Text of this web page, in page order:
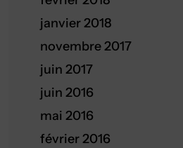
janvier 2018
novembre 2017
juin 2017
juin 2016
mai 2016
février 2016